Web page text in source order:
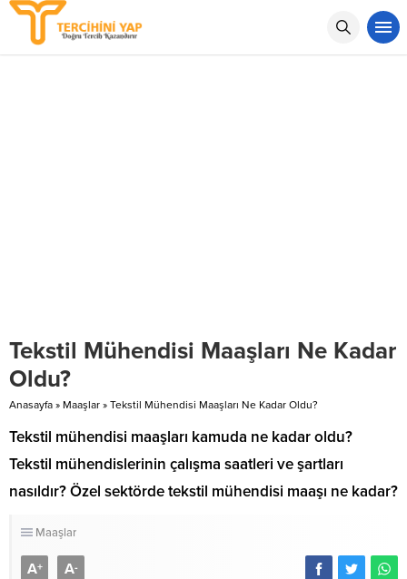
Tekstil Mühendisi Maaşları Ne Kadar
Oldu?
Anasayfa » Maaşlar » Tekstil Mühendisi Maaşları Ne Kadar Oldu?
Tekstil mühendisi maaşları kamuda ne kadar oldu?
Tekstil mühendislerinin çalışma saatleri ve şartları
nasıldır? Özel sektörde tekstil mühendisi maaşı ne kadar?
Maaşlar
A+ A-